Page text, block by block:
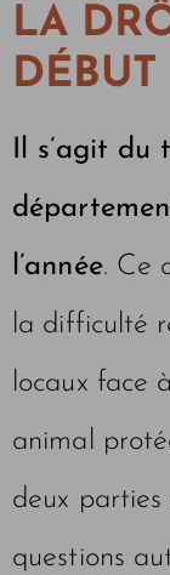
LA
Il s’agit du
l’année. Ce
la difficulté
locaux face
animal
deux
questions